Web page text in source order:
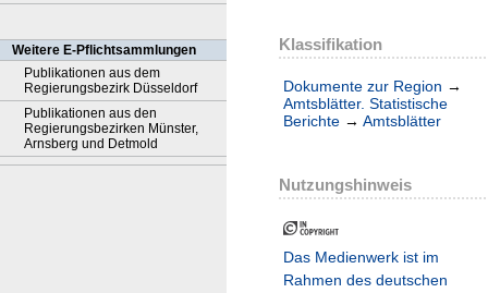
Weitere E-Pflichtsammlungen
Publikationen aus dem
Regierungsbezirk Düsseldorf
Publikationen aus den
Regierungsbezirken Münster,
Arnsberg und Detmold
Klassifikation
Dokumente zur Region →
Amtsblätter. Statistische
Berichte → Amtsblätter
Nutzungshinweis
Das Medienwerk ist im
Rahmen des deutschen